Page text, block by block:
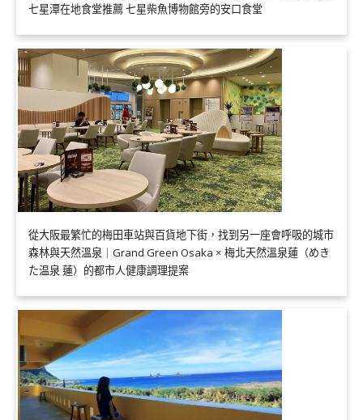
七星潭在地食堂推薦 七星柴魚博物館旁的安口食堂
從大阪最繁忙的梅田車站與百貨地下街，找到另一座會呼吸的城市
森林與天然溫泉｜Grand Green Osaka × 梅北天然溫泉蓮（めき
た温泉 蓮）的都市人健康調理提案